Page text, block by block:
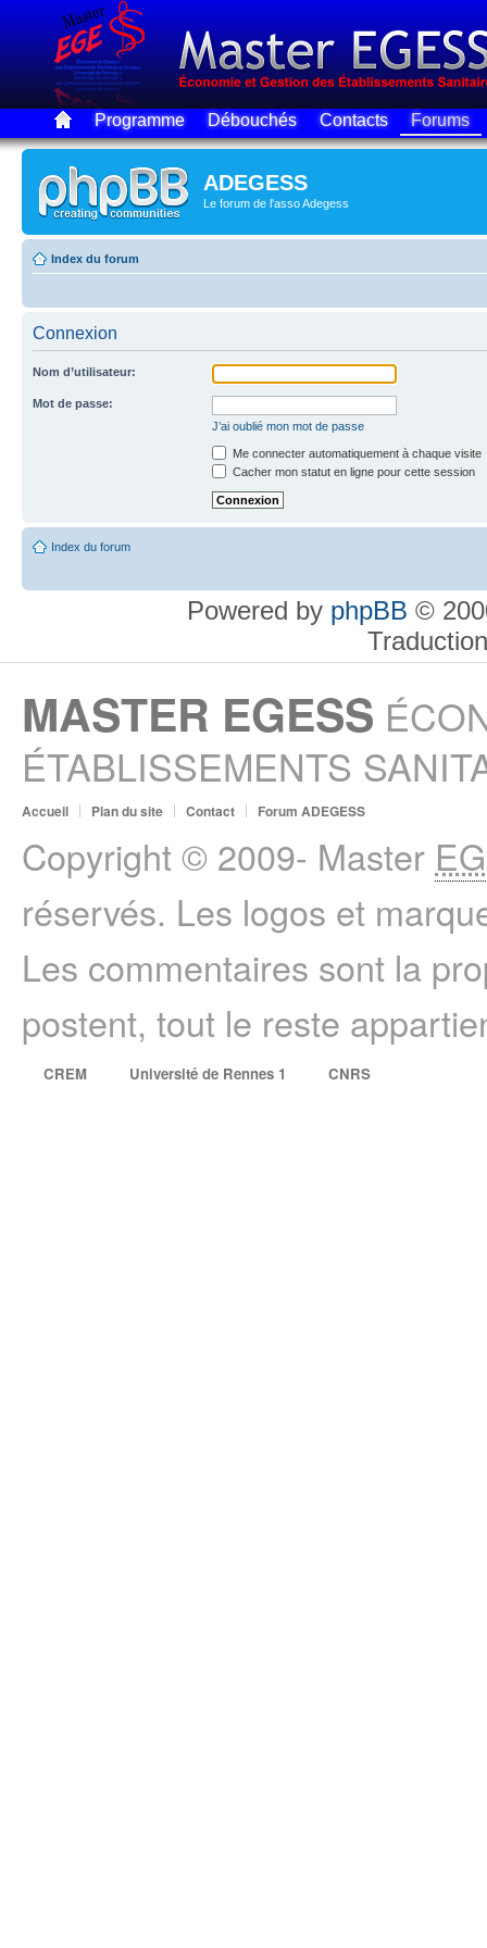
Programme Débouchés Contacts Forums
ADEGESS
Le forum de l'asso Adegess
Index du forum
Connexion
Nom d’utilisateur:
Mot de passe:
J’ai oublié mon mot de passe
Me connecter automatiquement à chaque visite
Cacher mon statut en ligne pour cette session
Index du forum
Powered by phpBB ©
MASTER EGESS
ÉTABLISSEMENTS
Accueil Plan du site Contact Forum ADEGESS
Copyright © 2009- Master
réservés. Les logos et
Les commentaires sont la
postent, tout le reste
CREM Université de Rennes 1 CNRS